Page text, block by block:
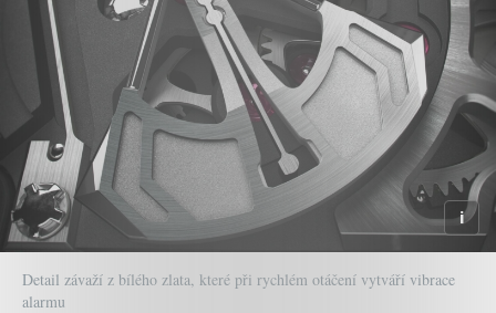
Detail závaží z bílého zlata, které při rychlém otáčení vytváří vibrace
alarmu